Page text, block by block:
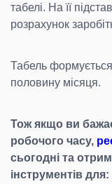
табелі. На її
розрахунок
Табель
половину місяця.
Тож якщо ви
робочого часу,
сьогодні та
інструментів для: